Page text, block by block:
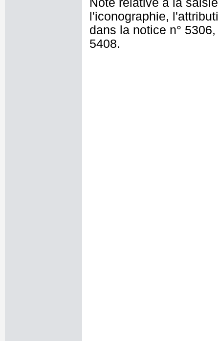
Note relative à la
l'iconographie,
dans la notice n°
5408.